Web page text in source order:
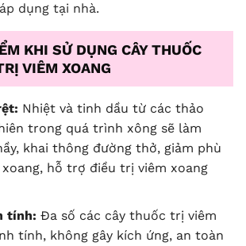
dụng tại nhà.
KHI SỬ DỤNG CÂY THUỐC
VIÊM XOANG
Nhiệt và tinh dầu từ các thảo
trong quá trình xông sẽ làm
khai thông đường thở, giảm phù
hỗ trợ điều trị viêm xoang
tính: Đa số các cây thuốc trị viêm
tính, không gây kích ứng, an toàn